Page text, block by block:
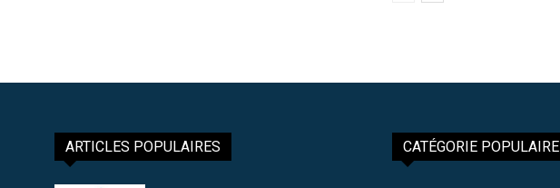
ARTICLES POPULAIRES CATÉGORIE POPULAIRE